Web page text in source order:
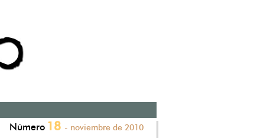
Número 18 - noviembre de 2010